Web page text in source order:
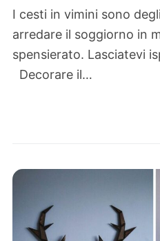
I cesti in vimini sono
arredare il soggiorno in
spensierato. Lasciatevi
Decorare il…